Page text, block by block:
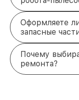
Оформляете
запасные
Почему
ремонта?